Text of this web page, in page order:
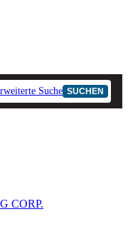
Meldungen
Suche SUCHEN
CORP.